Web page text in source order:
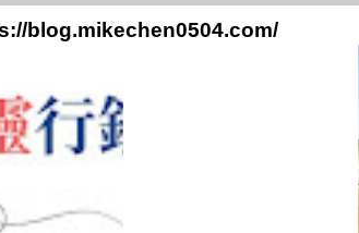
blog.mikechen0504.com/